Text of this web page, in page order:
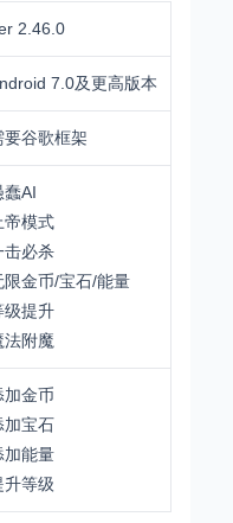
2.46.0
7.0及更高版本
要谷歌框架
蠢AI
帝模式
击必杀
限金币/宝石/能量
级提升
法附魔
加金币
加宝石
加能量
升等级